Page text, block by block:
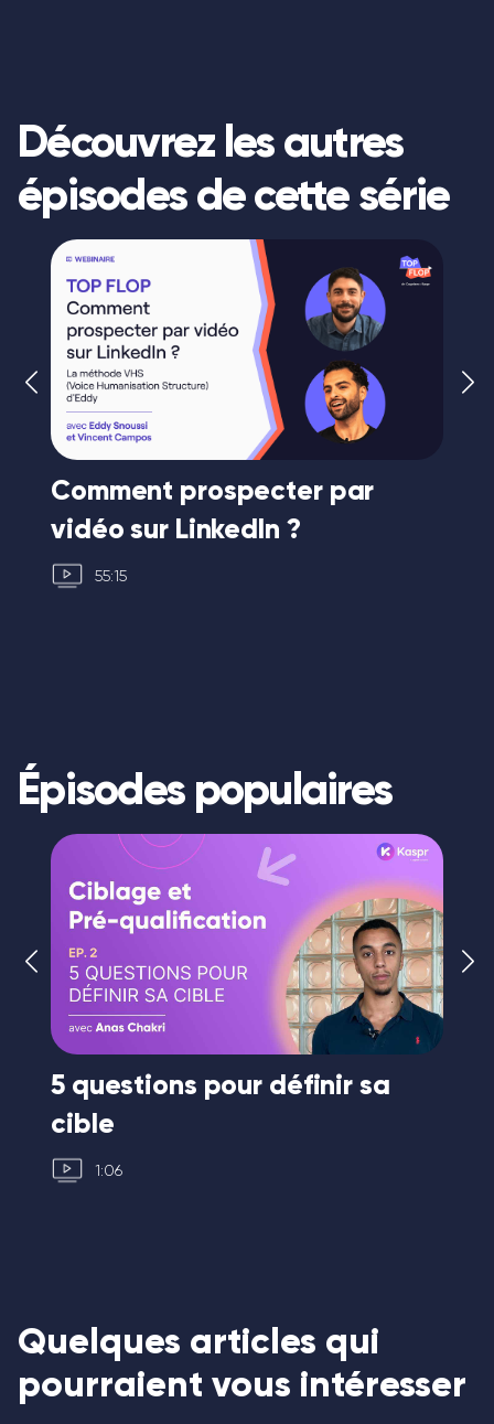
Découvrez les autres
épisodes de cette série
Comment prospecter par
vidéo sur LinkedIn ?
55:15
Épisodes populaires
5 questions pour définir sa
cible
1:06
Quelques articles qui
pourraient vous intéresser